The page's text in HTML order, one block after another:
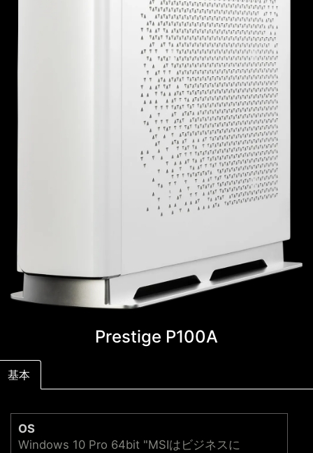
Prestige P100A
基本
OS
Windows 10 Pro 64bit "MSIはビジネスに